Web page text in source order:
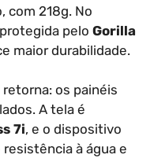
com 218g. No
pelo Gorilla
maior durabilidade.
os painéis
A tela é
7i, e o dispositivo
à água e